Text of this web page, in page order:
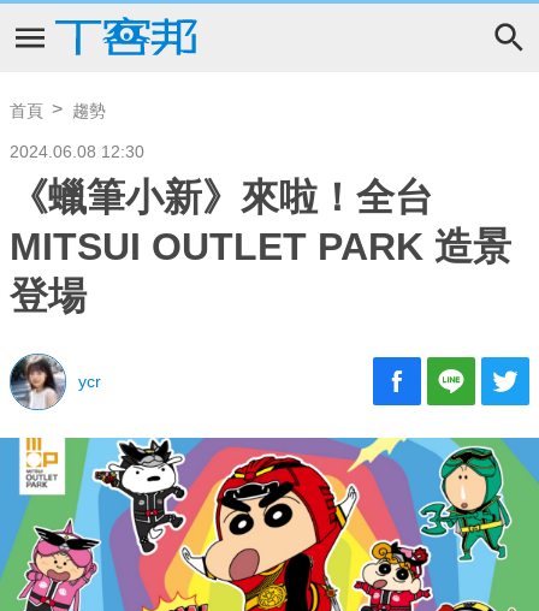
首頁 趨勢
2024.06.08 12:30
《蠟筆小新》來啦！全台
MITSUI OUTLET PARK 造景
登場
ycr